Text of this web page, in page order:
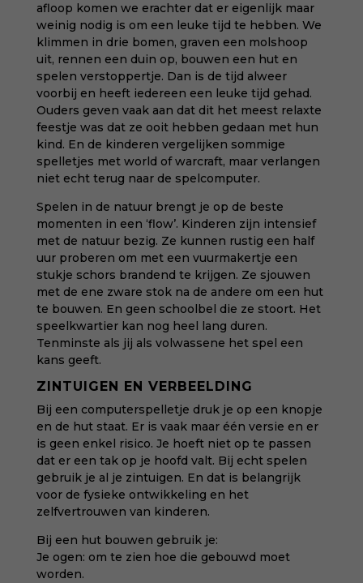
afloop komen we erachter dat er eigenlijk maar
weinig nodig is om een leuke tijd te hebben. We
klimmen in drie bomen, graven een molshoop
uit, rennen een duin op, bouwen een hut en
spelen verstoppertje. Dan is de tijd alweer
voorbij en heeft iedereen een leuke tijd gehad.
Ouders geven vaak aan dat dit het meest relaxte
feestje was dat ze ooit hebben gedaan met hun
kind. En de kinderen vergelijken sommige
spelletjes met world of warcraft, maar verlangen
niet echt terug naar de spelcomputer.
Spelen in de natuur brengt je op de beste
momenten in een ‘flow’. Kinderen zijn intensief
met de natuur bezig. Ze kunnen rustig een half
uur proberen om met een vuurmakertje een
stukje schors brandend te krijgen. Ze sjouwen
met de ene zware stok na de andere om een hut
te bouwen. En geen schoolbel die ze stoort. Het
speelkwartier kan nog heel lang duren.
Tenminste als jij als volwassene het spel een
kans geeft.
ZINTUIGEN EN VERBEELDING
Bij een computerspelletje druk je op een knopje
en de hut staat. Er is vaak maar één versie en er
is geen enkel risico. Je hoeft niet op te passen
dat er een tak op je hoofd valt. Bij echt spelen
gebruik je al je zintuigen. En dat is belangrijk
voor de fysieke ontwikkeling en het
zelfvertrouwen van kinderen.
Bij een hut bouwen gebruik je:
Je ogen: om te zien hoe die gebouwd moet
worden.